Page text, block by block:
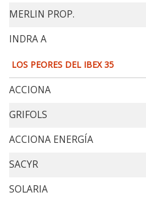
MERLIN PROP.
INDRA A
LOS PEORES DEL IBEX 35
ACCIONA
GRIFOLS
ACCIONA ENERGÍA
SACYR
SOLARIA